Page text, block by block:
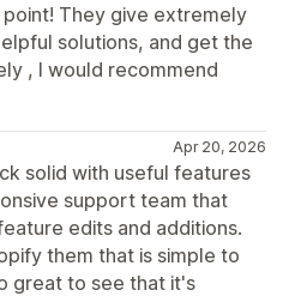
They give extremely
solutions, and get the
, I would recommend
Apr 20, 2026
solid with useful features
support team that
edits and additions.
them that is simple to
great to see that it's